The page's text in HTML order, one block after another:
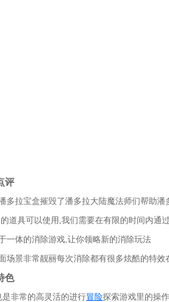
评
多拉宝盒摧毁了潘多拉大陆魔法师们帮助潘
道具可以使用,我们需要在有限的时间内通过
一体的消除游戏,让你领略新的消除玩法
场景非常靓丽每次消除都有很多炫酷的特效
色
非常的高灵活的进行冒险探索游戏里的操